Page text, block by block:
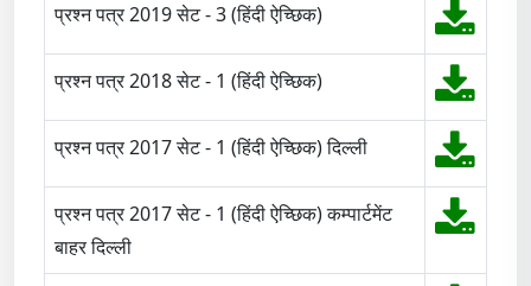
प्रश्न पत्र 2019 सेट - 3 (हिंदी ऐच्छिक)
प्रश्न पत्र 2018 सेट - 1 (हिंदी ऐच्छिक)
प्रश्न पत्र 2017 सेट - 1 (हिंदी ऐच्छिक) दिल्ली
प्रश्न पत्र 2017 सेट - 1 (हिंदी ऐच्छिक) कम्पार्टमेंट
बाहर दिल्ली